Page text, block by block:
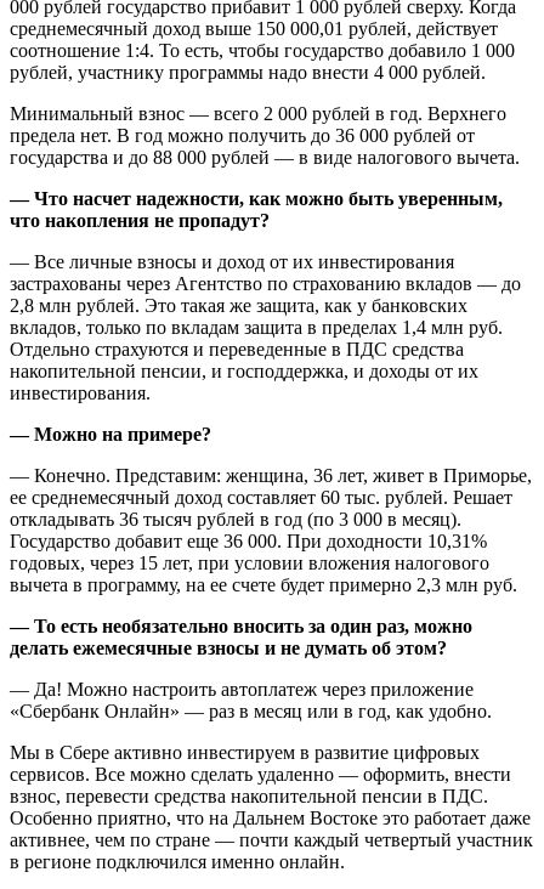
000 рублей государство прибавит 1 000 рублей сверху. Когда
среднемесячный доход выше 150 000,01 рублей, действует
соотношение 1:4. То есть, чтобы государство добавило 1 000
рублей, участнику программы надо внести 4 000 рублей.
Минимальный взнос — всего 2 000 рублей в год. Верхнего
предела нет. В год можно получить до 36 000 рублей от
государства и до 88 000 рублей — в виде налогового вычета.
— Что насчет надежности, как можно быть уверенным,
что накопления не пропадут?
— Все личные взносы и доход от их инвестирования
застрахованы через Агентство по страхованию вкладов — до
2,8 млн рублей. Это такая же защита, как у банковских
вкладов, только по вкладам защита в пределах 1,4 млн руб.
Отдельно страхуются и переведенные в ПДС средства
накопительной пенсии, и господдержка, и доходы от их
инвестирования.
— Можно на примере?
— Конечно. Представим: женщина, 36 лет, живет в Приморье,
ее среднемесячный доход составляет 60 тыс. рублей. Решает
откладывать 36 тысяч рублей в год (по 3 000 в месяц).
Государство добавит еще 36 000. При доходности 10,31%
годовых, через 15 лет, при условии вложения налогового
вычета в программу, на ее счете будет примерно 2,3 млн руб.
— То есть необязательно вносить за один раз, можно
делать ежемесячные взносы и не думать об этом?
— Да! Можно настроить автоплатеж через приложение
«Сбербанк Онлайн» — раз в месяц или в год, как удобно.
Мы в Сбере активно инвестируем в развитие цифровых
сервисов. Все можно сделать удаленно — оформить, внести
взнос, перевести средства накопительной пенсии в ПДС.
Особенно приятно, что на Дальнем Востоке это работает даже
активнее, чем по стране — почти каждый четвертый участник
в регионе подключился именно онлайн.